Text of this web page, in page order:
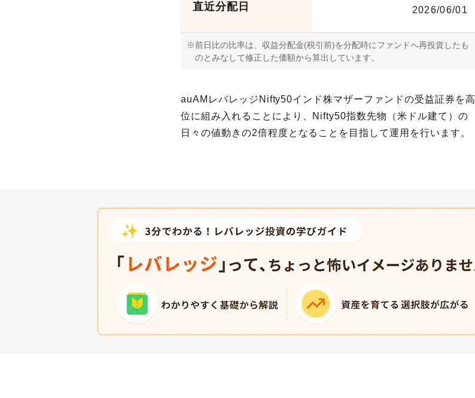
直近分配日 2026/06/01
前日比の比率は、収益分配金(税引前)を分配時にファンドへ再投資したも
のとみなして修正した価額から算出しています。
auAMレバレッジNifty50インド株マザーファンドの受益証券を高
位に組み入れることにより、Nifty50指数先物（米ドル建て）の
日々の値動きの2倍程度となることを目指して運用を行います。